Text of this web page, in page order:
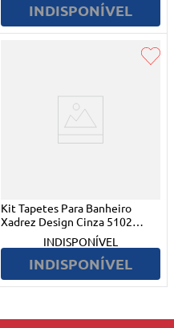
INDISPONÍVEL
Kit Tapetes Para Banheiro
Xadrez Design Cinza 5102
INDISPONÍVEL
INDISPONÍVEL